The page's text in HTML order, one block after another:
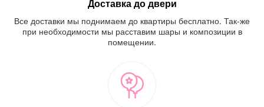
Доставка до двери
Все доставки мы поднимаем до квартиры бесплатно. Так-же
при необходимости мы расставим шары и композиции в
помещении.